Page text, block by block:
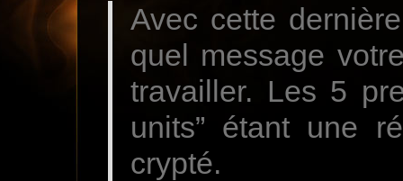
Avec cette
quel message
travailler. Les 5
units” étant une
crypté.